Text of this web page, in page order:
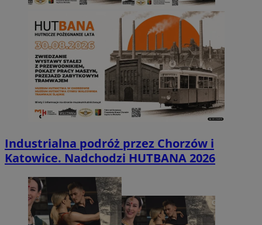
Industrialna podróż przez Chorzów i
Katowice. Nadchodzi HUTBANA 2026